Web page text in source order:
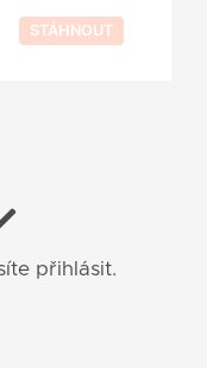
přihlásit.